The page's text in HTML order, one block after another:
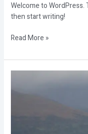
Welcome to
then start writing!
Read More »